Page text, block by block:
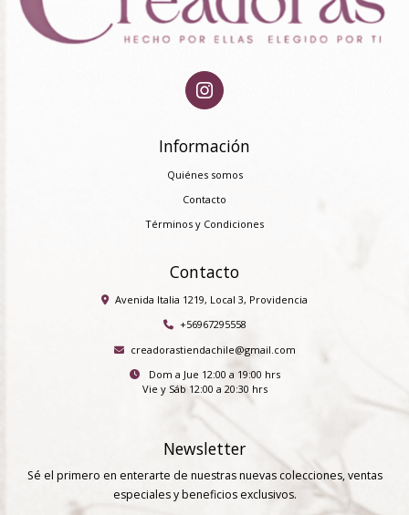
Información
Quiénes somos
Contacto
Términos y Condiciones
Contacto
Avenida Italia 1219, Local 3, Providencia
+56967295558
creadorastiendachile@gmail.com
Dom a Jue 12:00 a 19:00 hrs
Vie y Sáb 12:00 a 20:30 hrs
Newsletter
Sé el primero en enterarte de nuestras nuevas colecciones, ventas
especiales y beneficios exclusivos.